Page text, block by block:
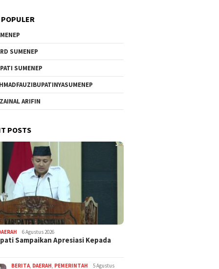
SUMENEP
SUMENEP
ARIFIN
POSTS
6 Agustus 2026
Sampaikan Apresiasi Kepada
BERITA, DAERAH, PEMERINTAH 5 Agustus